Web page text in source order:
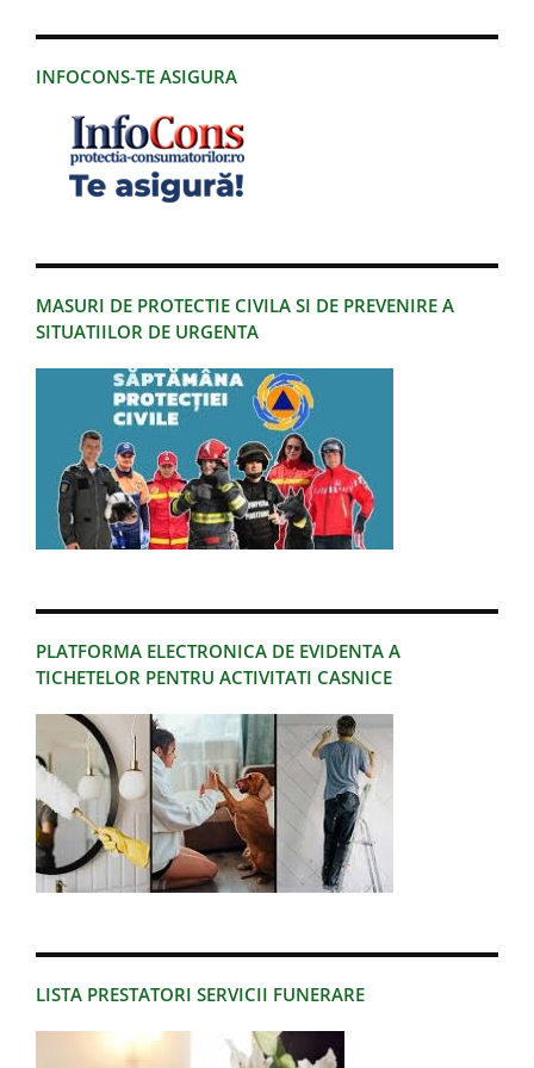
INFOCONS-TE ASIGURA
MASURI DE PROTECTIE CIVILA SI DE PREVENIRE A
SITUATIILOR DE URGENTA
PLATFORMA ELECTRONICA DE EVIDENTA A
TICHETELOR PENTRU ACTIVITATI CASNICE
LISTA PRESTATORI SERVICII FUNERARE